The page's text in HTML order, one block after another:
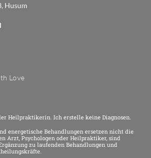
Husum
Love
Heilpraktikerin. Ich erstelle keine Diagnosen.
energetische Behandlungen ersetzen nicht die
Arzt, Psychologen oder Heilpraktiker, sind
zu laufenden Behandlungen und